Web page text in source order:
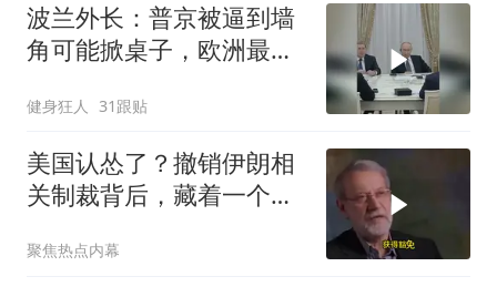
波兰外长：普京被逼到墙
角可能掀桌子，欧洲最担
健身狂人 31跟贴
美国认怂了？撤销伊朗相
关制裁背后，藏着一个说
聚焦热点内幕